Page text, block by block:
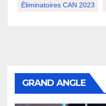
Éliminatoires CAN 2023
GRAND ANGLE